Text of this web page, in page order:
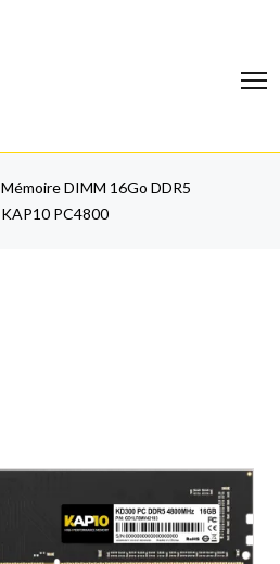
Mémoire DIMM 16Go DDR5
KAP10 PC4800